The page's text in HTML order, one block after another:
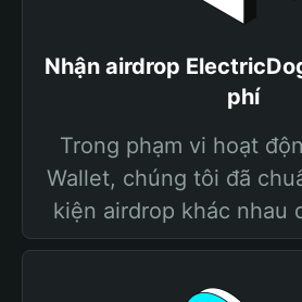
Nhận airdrop
phí
Trong phạm vi hoạt
Wallet, chúng tôi đã
kiện airdrop khác nhau